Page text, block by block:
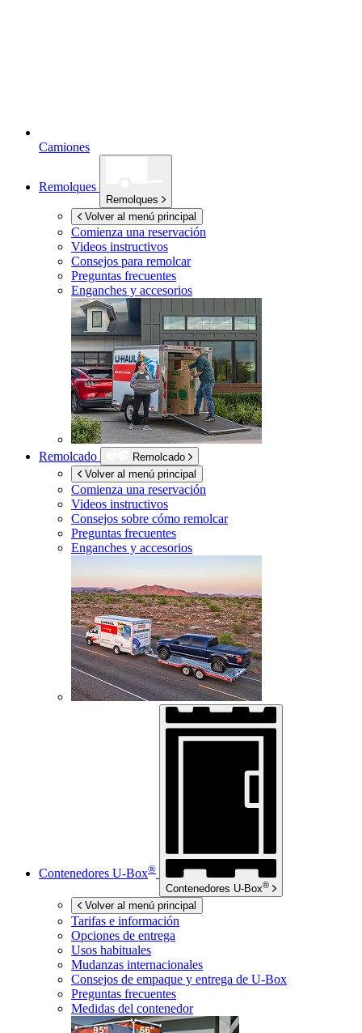
Camiones
Remolques
Remolques
Volver al menú principal
Comienza una reservación
Videos instructivos
Consejos para remolcar
Preguntas frecuentes
Enganches y accesorios
Remolcado
Remolcado
Volver al menú principal
Comienza una reservación
Videos instructivos
Consejos sobre cómo remolcar
Preguntas frecuentes
Enganches y accesorios
Contenedores U-Box®
Contenedores U-Box®
Volver al menú principal
Tarifas e información
Opciones de entrega
Usos habituales
Mudanzas internacionales
Consejos de empaque y entrega de U-Box
Preguntas frecuentes
Medidas del contenedor